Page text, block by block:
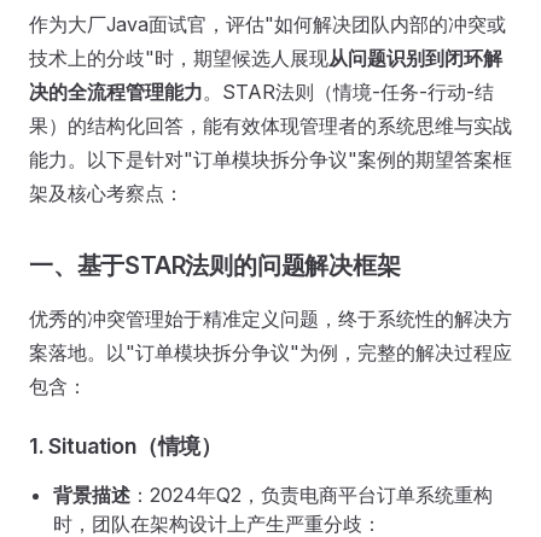
作为大厂Java面试官，评估"如何解决团队内部的冲突或
技术上的分歧"时，期望候选人展现从问题识别到闭环解
决的全流程管理能力。STAR法则（情境-任务-行动-结
果）的结构化回答，能有效体现管理者的系统思维与实战
能力。以下是针对"订单模块拆分争议"案例的期望答案框
架及核心考察点：
一、基于STAR法则的问题解决框架
优秀的冲突管理始于精准定义问题，终于系统性的解决方
案落地。以"订单模块拆分争议"为例，完整的解决过程应
包含：
1. Situation（情境）
背景描述 ：2024年Q2，负责电商平台订单系统重构
时，团队在架构设计上产生严重分歧：